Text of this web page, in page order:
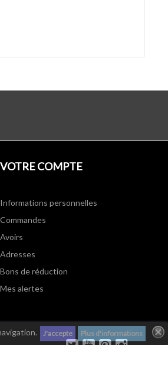
J'accepte Plus d'informations
VOTRE COMPTE
Informations personnelles
Commandes
Avoirs
Adresses
Bons de réduction
Mes alertes
TwitterYouTubePinterestInstagram